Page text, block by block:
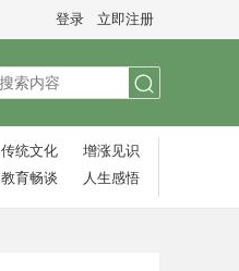
登录 立即注册
传统文化
增涨见识‌
教育畅谈 人生感悟